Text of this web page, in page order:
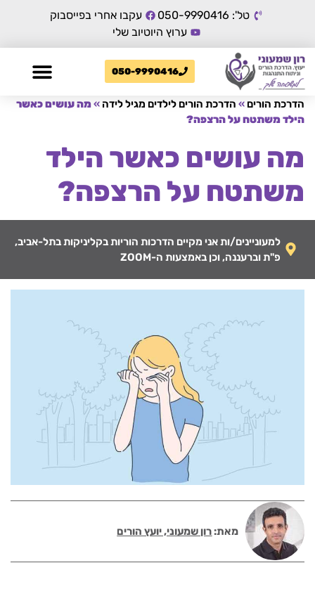
טל': 050-9990416
עקבו אחרי בפייסבוק
ערוץ היוטיוב שלי
050-9990416
הדרכת הורים » הדרכת הורים לילדים מגיל לידה »מה עושים כאשר
הילד משתטח על הרצפה?
מה עושים כאשר הילד
משתטח על הרצפה?
למעוניינים/ות אני מקיים הדרכות הוריות בקליניקות בתל-אביב,
פ"ת וברעננה, וכן באמצעות ה-ZOOM
מאת:רון שמעוני, יועץ הורים